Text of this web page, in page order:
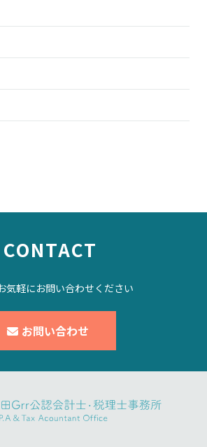
CONTACT
気軽にお問い合わせください
お問い合わせ